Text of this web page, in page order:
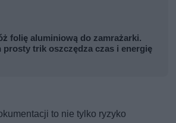
folię aluminiową do zamrażarki.
prosty trik oszczędza czas i energię
to nie tylko ryzyko